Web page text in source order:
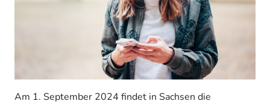
Am 1. September 2024 findet in Sachsen die